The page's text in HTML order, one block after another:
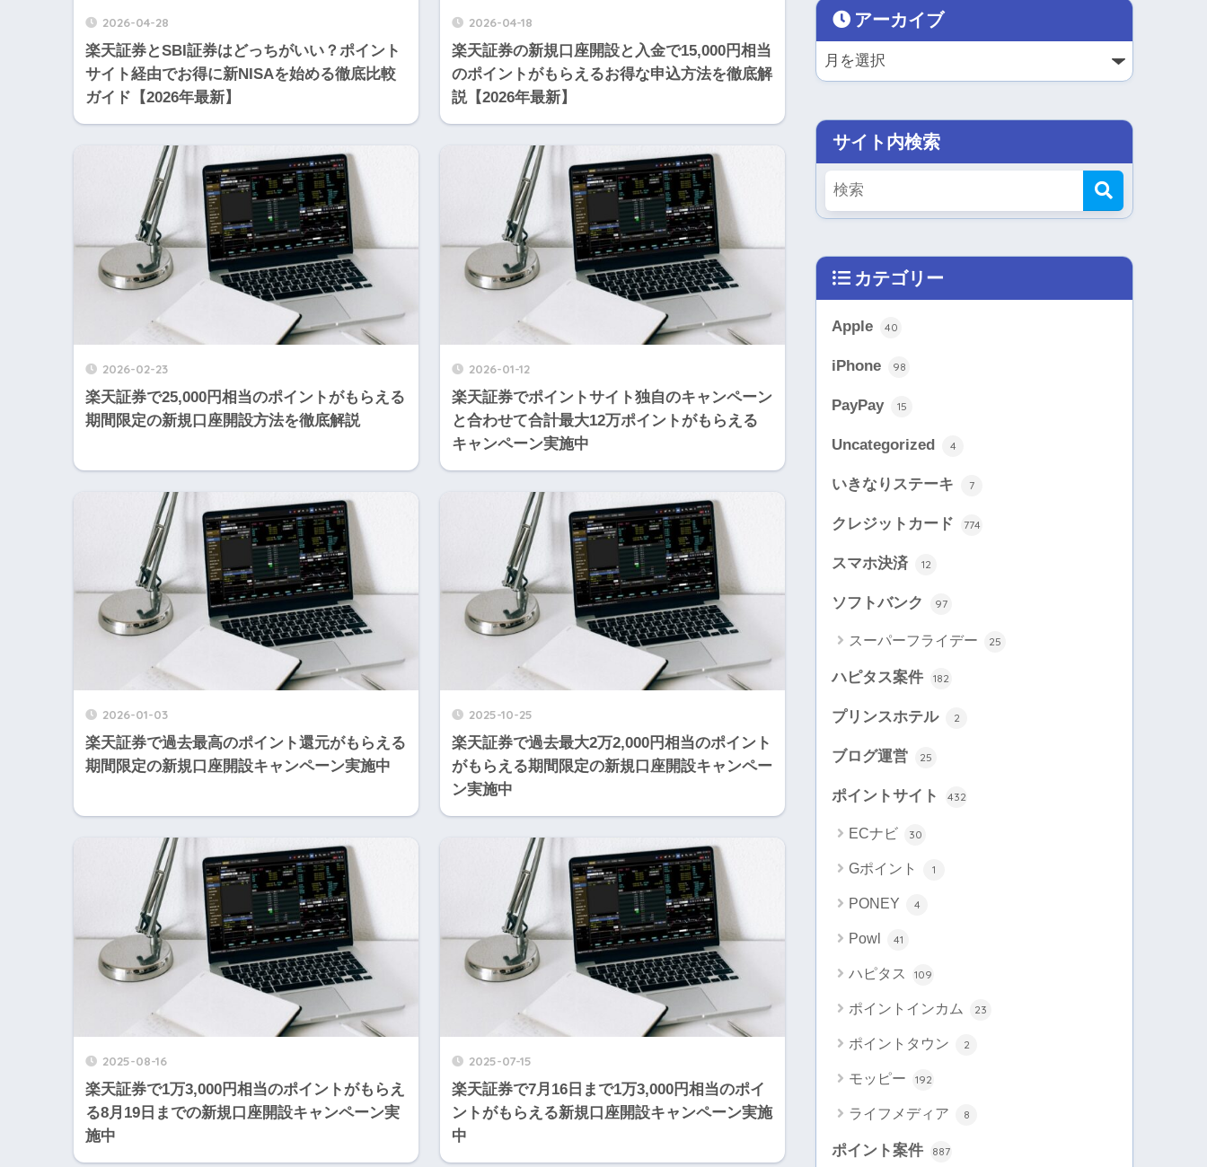
2026-04-28
楽天証券とSBI証券はどっちがいい？ポイント
サイト経由でお得に新NISAを始める徹底比較
ガイド【2026年最新】
2026-04-18
楽天証券の新規口座開設と入金で15,000円相当
のポイントがもらえるお得な申込方法を徹底解
説【2026年最新】
2026-02-23
楽天証券で25,000円相当のポイントがもらえる
期間限定の新規口座開設方法を徹底解説
2026-01-12
楽天証券でポイントサイト独自のキャンペーン
と合わせて合計最大12万ポイントがもらえる
キャンペーン実施中
2026-01-03
楽天証券で過去最高のポイント還元がもらえる
期間限定の新規口座開設キャンペーン実施中
2025-10-25
楽天証券で過去最大2万2,000円相当のポイント
がもらえる期間限定の新規口座開設キャンペー
ン実施中
2025-08-16
楽天証券で1万3,000円相当のポイントがもらえ
る8月19日までの新規口座開設キャンペーン実
施中
2025-07-15
楽天証券で7月16日まで1万3,000円相当のポイ
ントがもらえる新規口座開設キャンペーン実施
中
アーカイブ
サイト内検索
カテゴリー
Apple 40
iPhone 98
PayPay 15
Uncategorized 4
いきなりステーキ 7
クレジットカード 774
スマホ決済 12
ソフトバンク 97
スーパーフライデー 25
ハピタス案件 182
プリンスホテル 2
ブログ運営 25
ポイントサイト 432
ECナビ 30
Gポイント 1
PONEY 4
Powl 41
ハピタス 109
ポイントインカム 23
ポイントタウン 2
モッピー 192
ライフメディア 8
ポイント案件 887